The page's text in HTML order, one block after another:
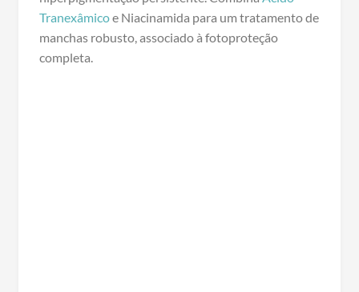
Tranexâmicoe Niacinamida para um tratamento de
manchas robusto, associado à fotoproteção
completa.